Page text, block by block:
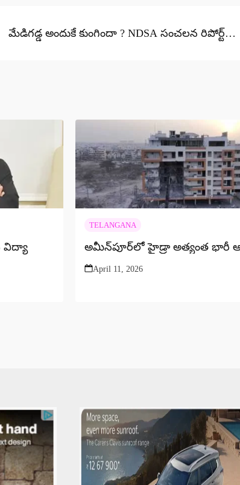
మేడిగడ్డ అందుకే కుంగిందా ? NDSA సంచలన రిపోర్ట్…
విద్యా
TELANGANA
అమీన్‌పూర్‌లో హైడ్రా అత్యంత భారీ
April 11, 2026